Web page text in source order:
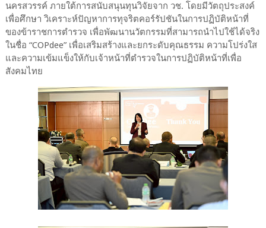
นครสวรรค์ ภายใต้การสนับสนุนทุนวิจัยจาก วช. โดยมีวัตถุประสงค์
เพื่อศึกษา วิเคราะห์ปัญหาการทุจริตคอร์รัปชันในการปฏิบัติหน้าที่
ของข้าราชการตำรวจ เพื่อพัฒนานวัตกรรมที่สามารถนำไปใช้ได้จริง
ในชื่อ “COPdee” เพื่อเสริมสร้างและยกระดับคุณธรรม ความโปร่งใส
และความเข้มแข็งให้กับเจ้าหน้าที่ตำรวจในการปฏิบัติหน้าที่เพื่อ
สังคมไทย